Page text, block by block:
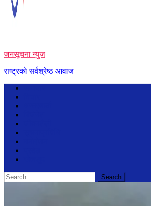
जनसूचना न्युज
राष्ट्रको सर्वश्रेष्ठ आवाज
Search
for: